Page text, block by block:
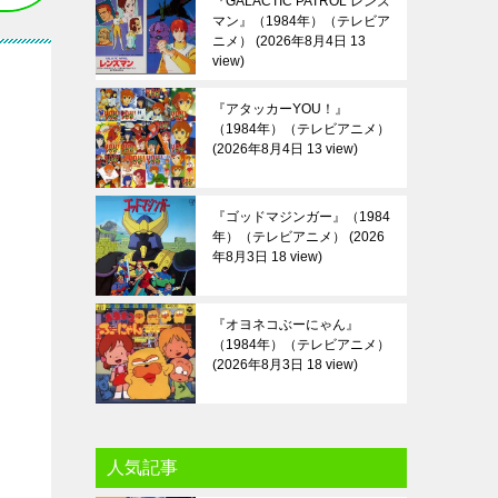
マン』（1984年）（テレビア
ニメ）
2026年8月4日 13
view
『アタッカーYOU！』
（1984年）（テレビアニメ）
2026年8月4日 13 view
『ゴッドマジンガー』（1984
年）（テレビアニメ）
2026
年8月3日 18 view
『オヨネコぶーにゃん』
（1984年）（テレビアニメ）
2026年8月3日 18 view
人気記事